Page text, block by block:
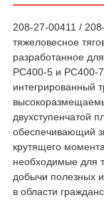
208-27-00411 /
тяжеловесное
разработанное
PC400-5 и PC400-
интегрированный
двухступенчатой
обеспечивающий
крутящего
необходимые для
добычи полезных
в области